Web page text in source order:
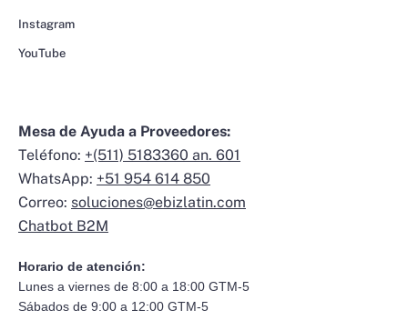
Instagram
YouTube
Mesa de Ayuda a Proveedores:
Teléfono: +(511) 5183360 an. 601
WhatsApp: +51 954 614 850
Correo: soluciones@ebizlatin.com
Chatbot B2M
Horario de atención:
Lunes a viernes de 8:00 a 18:00 GTM-5
Sábados de 9:00 a 12:00 GTM-5